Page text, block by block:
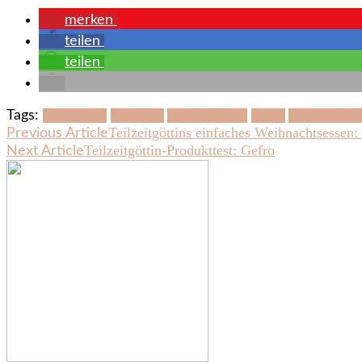
merken
teilen
teilen
Tags:
Post
Navigation
Previous ArticleTeilzeitgöttins einfaches
Next ArticleTeilzeitgöttin-Produkttest: Gefro